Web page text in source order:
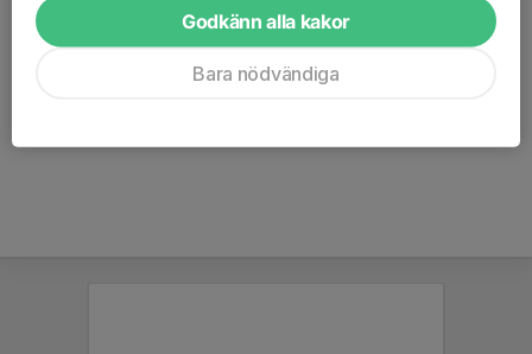
Våren 2027
- 20-21 mars. Seniortävling A-B-C.
Godkänn alla kakor
Bara nödvändiga